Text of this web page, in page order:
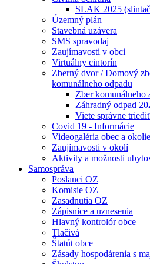
SLAK 2025
Územný plán
Stavebná uzávera
SMS spravodaj
Zaujímavosti v obci
Virtuálny cintorín
Zberný dvor / Domový
komunálneho odpadu
Zber komunálneho
Záhradný odpad
Viete správne
Covid 19 - Informácie
Videogaléria obec a okolie
Zaujímavosti v okolí
Aktivity a možnosti
Samospráva
Poslanci OZ
Komisie OZ
Zasadnutia OZ
Zápisnice a uznesenia
Hlavný kontrolór obce
Tlačivá
Štatút obce
Zásady hospodárenia s